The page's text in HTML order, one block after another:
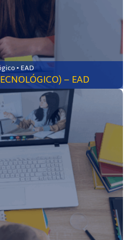
Divinópolis-MG • Tecnológico • EAD
– EAD